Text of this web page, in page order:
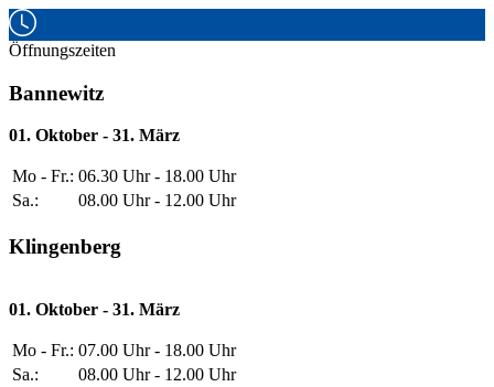
Öffnungszeiten
Bannewitz
01. Oktober - 31. März
Mo - Fr.: 06.30 Uhr - 18.00 Uhr
Sa.:
08.00 Uhr - 12.00 Uhr
Klingenberg
01. Oktober - 31. März
Mo - Fr.: 07.00 Uhr - 18.00 Uhr
Sa.:
08.00 Uhr - 12.00 Uhr